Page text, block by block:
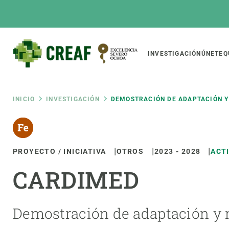
Main
INVESTIGACIÓN ÚNETE
Ruta
de
navegación
INICIO INVESTIGACIÓN DEMOSTRACIÓN DE ADAPTACIÓN
PROYECTO / INICIATIVA OTROS 2023 - 2028
CARDIMED
Demostración de adaptación
Featured
responsive
Responsive
menu
SOBRE NOSOTROS
Organización institucional
Nuestra gente